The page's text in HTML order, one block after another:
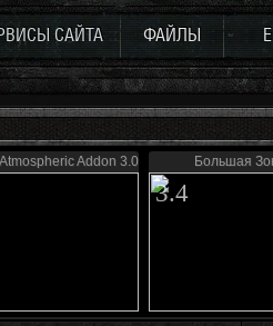
САЙТА ФАЙЛЫ
Addon 3.0 Большая
3.4